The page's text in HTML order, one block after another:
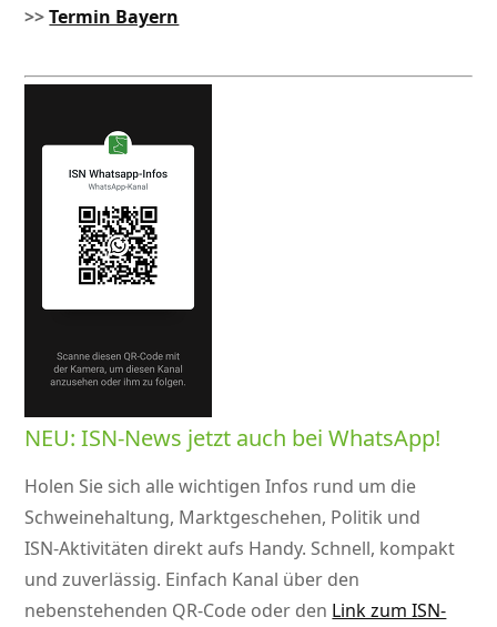
>>Termin Bayern
NEU: ISN-News jetzt auch bei WhatsApp!
Holen Sie sich alle wichtigen Infos rund um die
Schweinehaltung, Marktgeschehen, Politik und
ISN‑Aktivitäten direkt aufs Handy. Schnell, kompakt
und zuverlässig. Einfach Kanal über den
nebenstehenden QR-Code oder den Link zum ISN-